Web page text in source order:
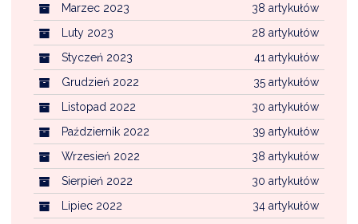
38 artykułów
Marzec 2023
28 artykułów
Luty 2023
41 artykułów
Styczeń 2023
35 artykułów
Grudzień 2022
30 artykułów
Listopad 2022
39 artykułów
Październik 2022
38 artykułów
Wrzesień 2022
30 artykułów
Sierpień 2022
34 artykułów
Lipiec 2022